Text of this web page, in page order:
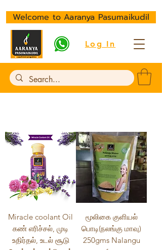
Welcome to Aaranya Pasumaikudil
Log In
Miracle coolant Oil
கண் எரிச்சல், முடி
உதிர்தல், உடல் சூடு
மூலிகை குளியல்
பொடி(நலங்கு மாவு)
250gms Nalangu